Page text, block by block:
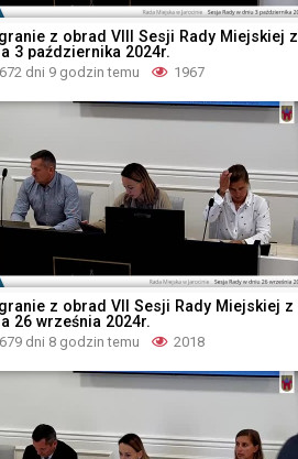
z obrad VIII Sesji Rady Miejskiej z
3 października 2024r.
672 dni 9 godzin temu 1967
z obrad VII Sesji Rady Miejskiej z
26 września 2024r.
679 dni 8 godzin temu 2018